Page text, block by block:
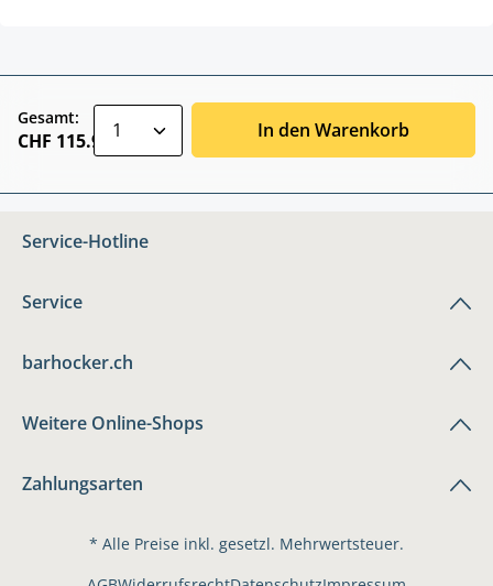
Gesamt:
CHF 115.90 In den Warenkorb
Service-Hotline
Service
barhocker.ch
Weitere Online-Shops
Zahlungsarten
* Alle Preise inkl. gesetzl. Mehrwertsteuer.